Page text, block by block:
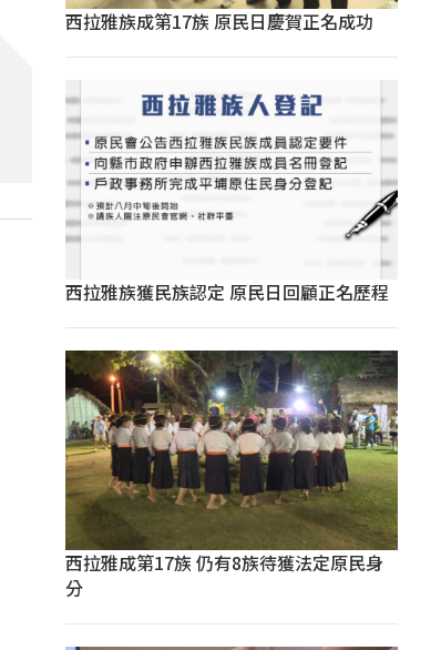
西拉雅族成第17族 原民日慶賀正名成功
西拉雅族獲民族認定 原民日回顧正名歷程
西拉雅成第17族 仍有8族待獲法定原民身
分